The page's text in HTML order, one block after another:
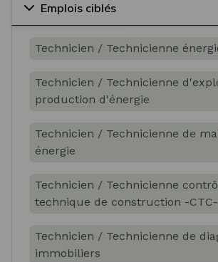
Emplois ciblés
Technicien / Technicienne
Technicien / Technicienne
production d'énergie
Technicien / Technicienne de
énergie
Technicien / Technicienne
technique de construction -CTC-
Technicien / Technicienne de
immobiliers